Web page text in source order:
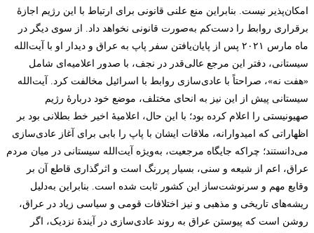
امکان‌پذیر نیست. بنابراین منع علنی قانونی برای ارتباط با این رژیم اجازۀ
برقراری روابط را دست‌کم به‌صورت قانونی نخواهد داد. از سوی دیگر در
ماه مارس ۲۰۲۱ پس از پایان‌یافتن سفر پاپ به عراق و دیدار او با آیت‌الله
سیستانی، دفتر این مرجع عالی‌قدر در نجف، با صدور اعلامیه‌ای شامل
«هفت نه»، صراحتاً با عادی‌سازی روابط با اسرائیل مخالفت کرد. آیت‌الله
سیستانی پیش از این نیز به انحای مختلف، موضع خود دربارۀ رژیم
صهیونیستی را اعلام کرده بود؛ با این حال، اعلامیۀ اخیر خط بطلانی بود بر
اظهاراتی که امیدوارانه، ملاقات ایشان با پاپ را بابی برای آغاز عادی‌سازی
می‌دانستند؛ چراکه جایگاه مرجعیت، به‌ویژه آیت‌الله سیستانی در میان مردم
عراق، اعم از شیعه و سنی، بسیار پررنگ است و اثرگذاری قاطع آن بر
وقایع مهم و سرنوشت‌ساز این کشور ثابت شده است. بنابراین به‌دلیل
ریشه‌های تاریخی و مذهبی و نیز اختلافات قومی و سیاسی زیاد در عراق،
روشن است که پیوستن عراق به روند عادی‌سازی در آیندۀ نزدیک، اگر